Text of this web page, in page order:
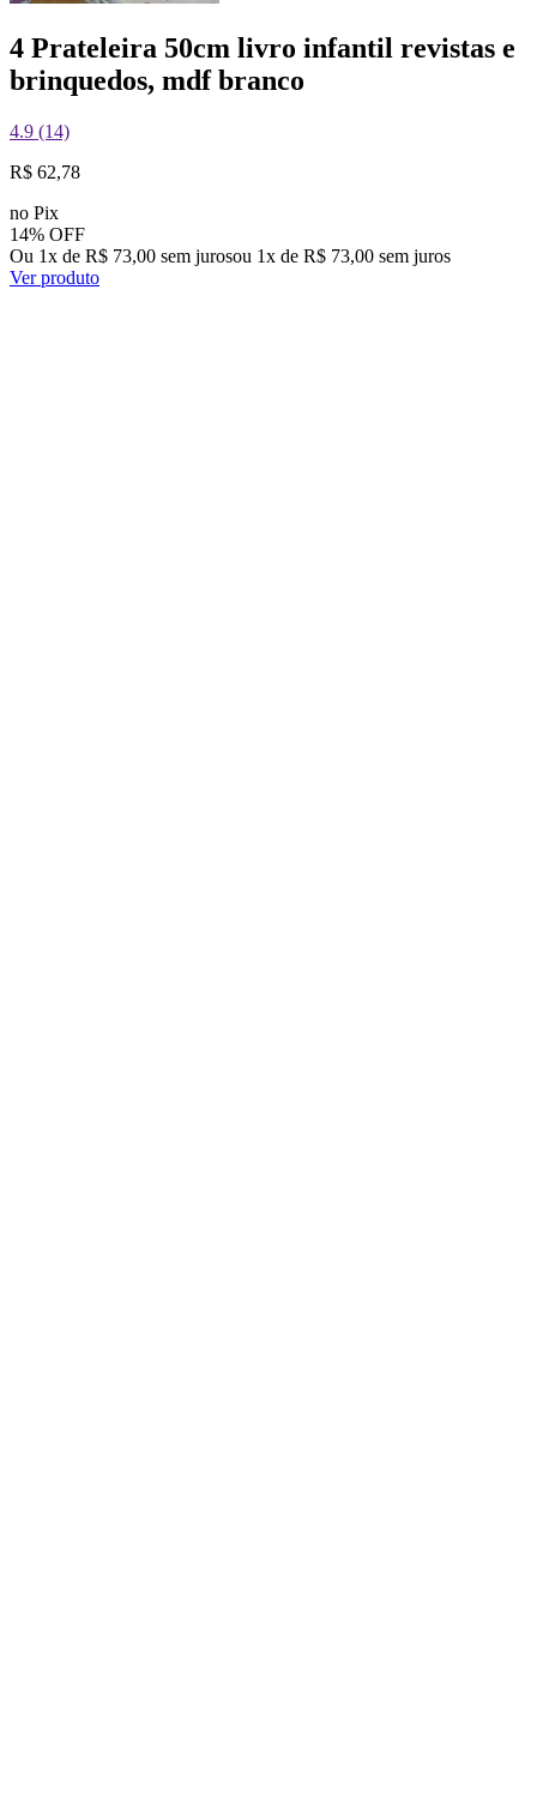
4 Prateleira 50cm livro infantil revistas e
brinquedos, mdf branco
4.9 (14)
R$ 62,78
no Pix
14% OFF
Ou 1x de R$ 73,00 sem jurosou 1x de R$ 73,00 sem juros
Ver produto